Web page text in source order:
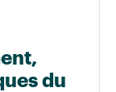
du